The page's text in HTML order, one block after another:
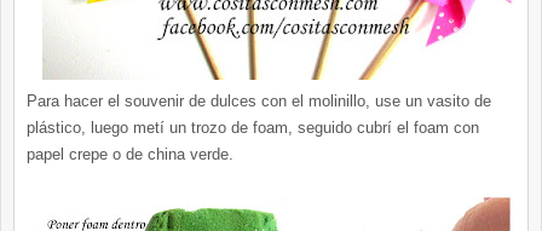
Para hacer el souvenir de dulces con el molinillo, use un vasito de
plástico, luego metí un trozo de foam, seguido cubrí el foam con
papel crepe o de china verde.